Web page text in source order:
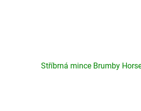
Stříbrná mince Brumby